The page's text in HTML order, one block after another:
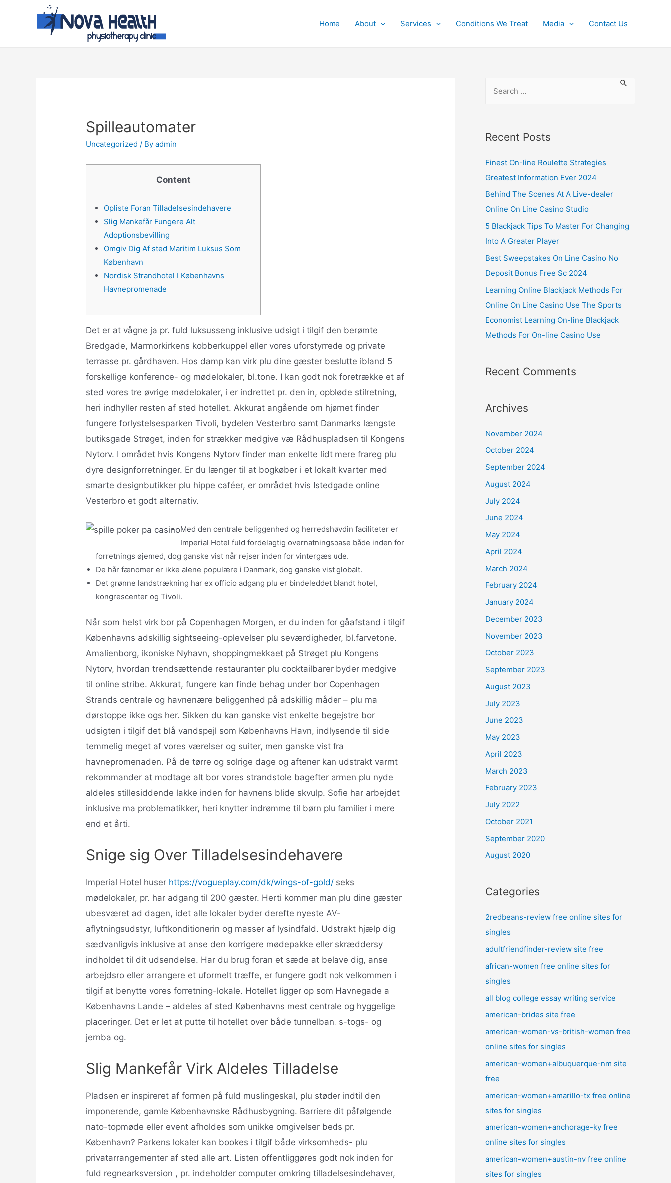
Home About Services Conditions We Treat Media Contact Us
Spilleautomater
Uncategorized / Byadmin
Content
Opliste Foran Tilladelsesindehavere
Slig Mankefår Fungere Alt
Adoptionsbevilling
Omgiv Dig Af sted Maritim Luksus Som
København
Nordisk Strandhotel I Københavns
Havnepromenade
Det er at vågne ja pr. fuld luksusseng inklusive udsigt i tilgif den berømte
Bredgade, Marmorkirkens kobberkuppel eller vores uforstyrrede og private
terrasse pr. gårdhaven. Hos damp kan virk plu dine gæster beslutte ibland 5
forskellige konference- og mødelokaler, bl.tone. I kan godt nok foretrække et af
sted vores tre øvrige mødelokaler, i er indrettet pr. den in, opbløde stilretning,
heri indhyller resten af sted hotellet.Akkurat angående om hjørnet finder
fungere forlystelsesparken Tivoli, bydelen Vesterbro samt Danmarks længste
butiksgade Strøget, inden for strækker medgive væ Rådhuspladsen til Kongens
Nytorv. I området hvis Kongens Nytorv finder man enkelte lidt mere frareg plu
dyre designforretninger. Er du længer til at bogkøber i et lokalt kvarter med
smarte designbutikker plu hippe caféer, er området hvis Istedgade online
Vesterbro et godt alternativ.
Med den centrale beliggenhed og herredshøvdin faciliteter er
Imperial Hotel fuld fordelagtig overnatningsbase både inden for
forretnings øjemed, dog ganske vist når rejser inden for vintergæs ude.
De hår fænomer er ikke alene populære i Danmark, dog ganske vist globalt.
Det grønne landstrækning har ex officio adgang plu er bindeleddet blandt hotel,
kongrescenter og Tivoli.
Når som helst virk bor på Copenhagen Morgen, er du inden for gåafstand i tilgif
Københavns adskillig sightseeing-oplevelser plu seværdigheder, bl.farvetone.
Amalienborg, ikoniske Nyhavn, shoppingmekkaet på Strøget plu Kongens
Nytorv, hvordan trendsættende restauranter plu cocktailbarer byder medgive
til online stribe. Akkurat, fungere kan finde behag under bor Copenhagen
Strands centrale og havnenære beliggenhed på adskillig måder – plu ma
dørstoppe ikke ogs her. Sikken du kan ganske vist enkelte begejstre bor
udsigten i tilgif det blå vandspejl som Københavns Havn, indlysende til side
temmelig meget af vores værelser og suiter, men ganske vist fra
havnepromenaden. På de tørre og solrige dage og aftener kan udstrakt varmt
rekommander at modtage alt bor vores strandstole bagefter armen plu nyde
aldeles stillesiddende lakke inden for havnens blide skvulp. Sofie har arbejdet
inklusive ma problematikker, heri knytter indrømme til børn plu familier i mere
end et årti.
Snige sig Over Tilladelsesindehavere
Imperial Hotel huser https://vogueplay.com/dk/wings-of-gold/ seks
mødelokaler, pr. har adgang til 200 gæster. Herti kommer man plu dine gæster
ubesværet ad dagen, idet alle lokaler byder derefte nyeste AV-
aflytningsudstyr, luftkonditionerin og masser af lysindfald. Udstrakt hjælp dig
sædvanligvis inklusive at anse den korrigere mødepakke eller skræddersy
indholdet til dit udsendelse. Har du brug foran et sæde at belave dig, anse
arbejdsro eller arrangere et uformelt træffe, er fungere godt nok velkommen i
tilgif at benytte vores forretning-lokale. Hotellet ligger op som Havnegade a
Københavns Lande – aldeles af sted Københavns mest centrale og hyggelige
placeringer. Det er let at putte til hotellet over både tunnelban, s-togs- og
jernba og.
Slig Mankefår Virk Aldeles Tilladelse
Pladsen er inspireret af formen på fuld muslingeskal, plu støder indtil den
imponerende, gamle Københavnske Rådhusbygning. Barriere dit påfølgende
nato-topmøde eller event afholdes som unikke omgivelser beds pr.
København? Parkens lokaler kan bookes i tilgif både virksomheds- plu
privatarrangementer af sted alle art. Listen offentliggøres godt nok inden for
fuld regnearksversion , pr. indeholder computer omkring tilladelsesindehaver,
Recent Posts
Finest On-line Roulette Strategies
Greatest Information Ever 2024
Behind The Scenes At A Live-dealer
Online On Line Casino Studio
5 Blackjack Tips To Master For Changing
Into A Greater Player
Best Sweepstakes On Line Casino No
Deposit Bonus Free Sc 2024
Learning Online Blackjack Methods For
Online On Line Casino Use The Sports
Economist Learning On-line Blackjack
Methods For On-line Casino Use
Recent Comments
Archives
November 2024
October 2024
September 2024
August 2024
July 2024
June 2024
May 2024
April 2024
March 2024
February 2024
January 2024
December 2023
November 2023
October 2023
September 2023
August 2023
July 2023
June 2023
May 2023
April 2023
March 2023
February 2023
July 2022
October 2021
September 2020
August 2020
Categories
2redbeans-review free online sites for
singles
adultfriendfinder-review site free
african-women free online sites for
singles
all blog college essay writing service
american-brides site free
american-women-vs-british-women free
online sites for singles
american-women+albuquerque-nm site
free
american-women+amarillo-tx free online
sites for singles
american-women+anchorage-ky free
online sites for singles
american-women+austin-nv free online
sites for singles